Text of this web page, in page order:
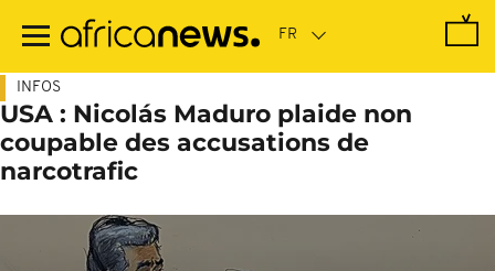
contenu
INFOS
USA : Nicolás Maduro plaide non
coupable des accusations de
narcotrafic